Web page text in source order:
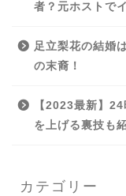
者？元ホストで
足立梨花の結婚
の末裔！
【2023最新】
を上げる裏技も
カテゴリー